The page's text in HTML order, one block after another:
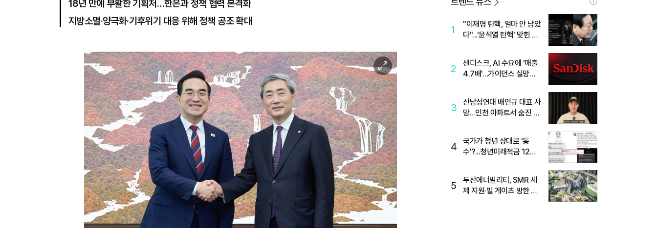
18년 만에 부활한 기획처…한은과 정책 협력 본격화
지방소멸·양극화·기후위기 대응 위해 정책 공조 확대
이
미
지
확
대
1
"이재명 탄핵, 얼마 안 남았
다"...'윤석열 탄핵' 맞힌 무
2
샌디스크, AI 수요에 '매출
4.7배'…가이던스 실망에
3
신남성연대 배인규 대표 사
망…인천 아파트서 숨진 채
4
국가가 청년 상대로 '통
수'?...청년미래적금 12%
5
두산에너빌리티, SMR 세
제 지원·빌 게이츠 방한 기